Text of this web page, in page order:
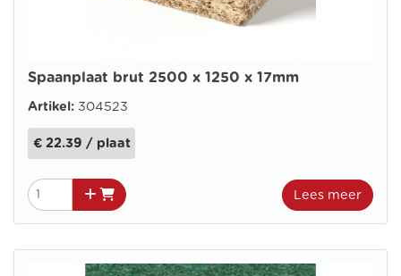
Spaanplaat brut 2500 x 1250 x 17mm
Artikel: 304523
€ 22.39 / plaat
Lees meer